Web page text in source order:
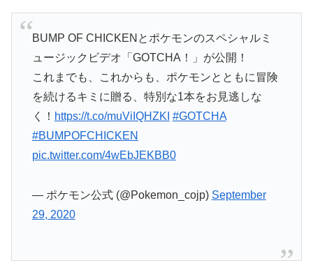
BUMP OF CHICKENとポケモンのスペシャルミ
ュージックビデオ「GOTCHA！」が公開！
これまでも、これからも、ポケモンとともに冒険
を続けるキミに贈る、特別な1本をお見逃しな
く！ https://t.co/muViIQHZKI #GOTCHA
#BUMPOFCHICKEN
pic.twitter.com/4wEbJEKBB0
— ポケモン公式 (@Pokemon_cojp) September
29, 2020